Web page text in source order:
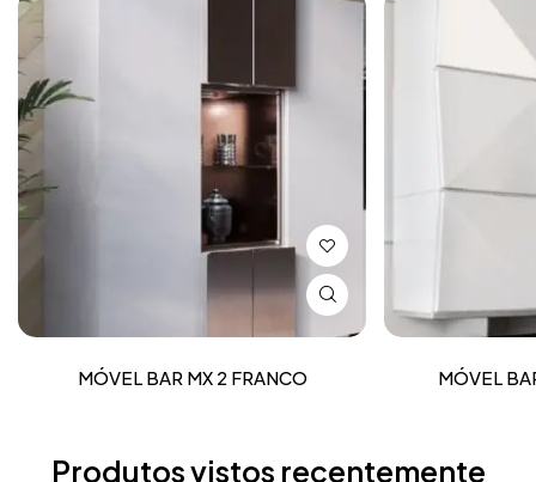
MÓVEL BAR MX 2 FRANCO MÓVEL
Produtos vistos recentemente